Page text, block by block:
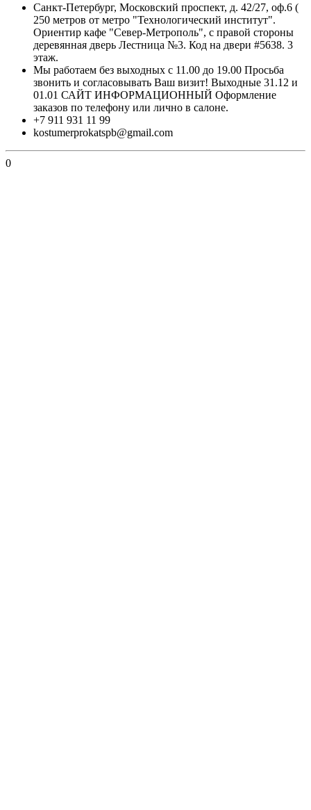
Санкт-Петербург, Московский проспект, д. 42/27, оф.6 (
250 метров от метро "Технологический институт".
Ориентир кафе "Север-Метрополь", с правой стороны
деревянная дверь Лестница №3. Код на двери #5638. 3
этаж.
Мы работаем без выходных с 11.00 до 19.00 Просьба
звонить и согласовывать Ваш визит! Выходные 31.12 и
01.01 САЙТ ИНФОРМАЦИОННЫЙ Оформление
заказов по телефону или лично в салоне.
+7 911 931 11 99
kostumerprokatspb@gmail.com
0